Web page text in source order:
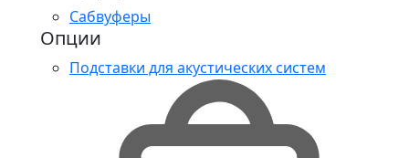
Сабвуферы
Опции
Подставки для акустических систем